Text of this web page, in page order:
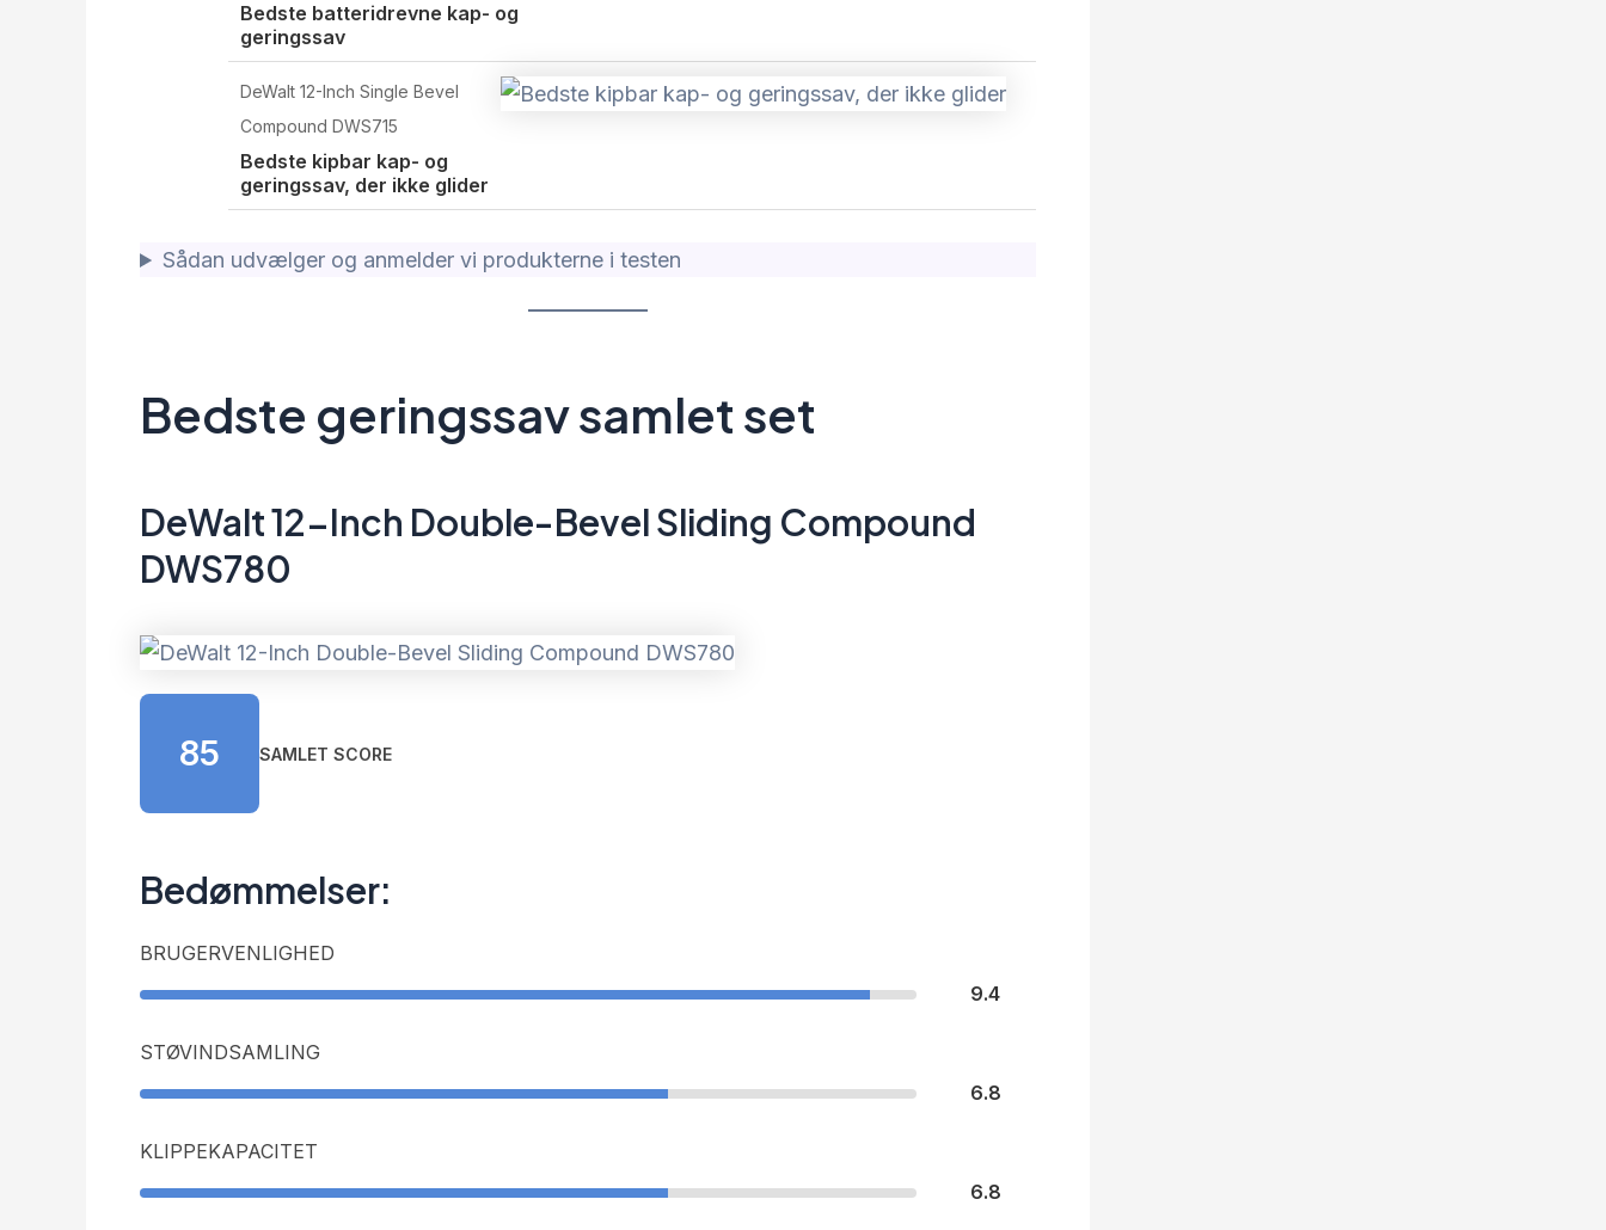
Bedste batteridrevne kap- og
geringssav
DeWalt 12-Inch Single Bevel
Compound DWS715
Bedste kipbar kap- og
geringssav, der ikke glider
Sådan udvælger og anmelder vi produkterne i testen
Bedste geringssav samlet set
DeWalt 12-Inch Double-Bevel Sliding Compound
DWS780
85 SAMLET SCORE
Bedømmelser:
BRUGERVENLIGHED
9.4
STØVINDSAMLING
6.8
KLIPPEKAPACITET
6.8